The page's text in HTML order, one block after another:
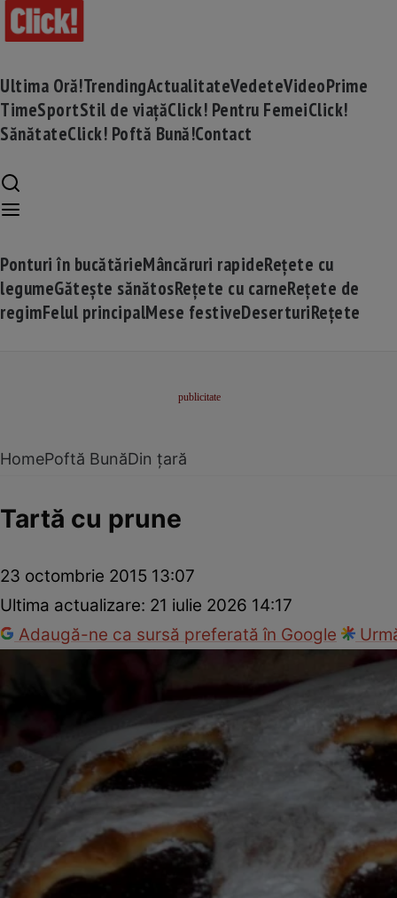
Ultima Oră!TrendingActualitateVedeteVideoPrime
TimeSportStil de viațăClick! Pentru FemeiClick!
SănătateClick! Poftă Bună!Contact
Ponturi în bucătărieMâncăruri rapideRețete cu
legumeGătește sănătosRețete cu carneRețete de
regimFelul principalMese festiveDeserturiRețete
HomePoftă BunăDin țară
Tartă cu prune
23 octombrie 2015 13:07
Ultima actualizare: 21 iulie 2026 14:17
Adaugă-ne ca sursă preferată în Google